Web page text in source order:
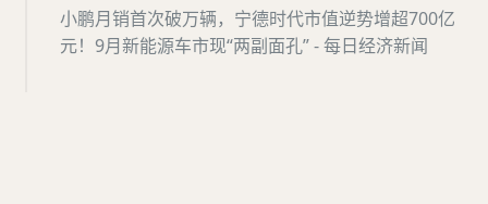
小鹏月销首次破万辆，宁德时代市值逆势增超700亿
元！9月新能源车市现“两副面孔” - 每日经济新闻